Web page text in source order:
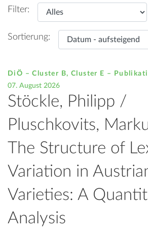
Filter:
Sortierung:
DiÖ – Cluster B, Cluster E –
07. August 2026
Stöckle, Philipp /
Pluschkovits,
The Structure of
Variation in
Varieties: A
Analysis